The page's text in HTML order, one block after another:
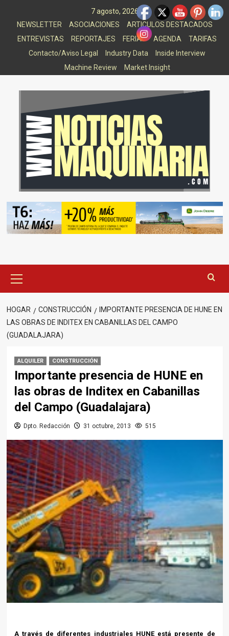
7 agosto, 2026
NEWSLETTER
ASOCIACIONES
ARTICULOS DESTACADOS
ENTREVISTAS
REPORTAJES FERIAS AGENDA
TARIFAS
Contacto/Aviso Legal
Industry Data
Inside Interview
Machine Review
Market Insight
principal
HOGAR CONSTRUCCIÓN
IMPORTANTE PRESENCIA DE HUNE EN
LAS OBRAS DE INDITEX EN CABANILLAS DEL CAMPO
(GUADALAJARA)
ALQUILER CONSTRUCCIÓN
Importante presencia de HUNE en
las obras de Inditex en Cabanillas
del Campo (Guadalajara)
Dpto. Redacción 31 octubre, 2013 515
A través de diferentes industriales HUNE está presente de